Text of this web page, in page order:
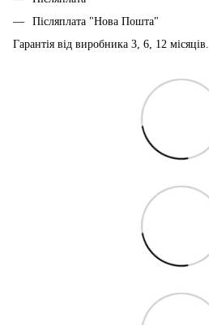
Післяплата "Нова Пошта"
Гарантія від виробника 3, 6, 12 місяців.